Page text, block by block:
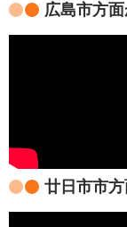
広島市方
廿日市市